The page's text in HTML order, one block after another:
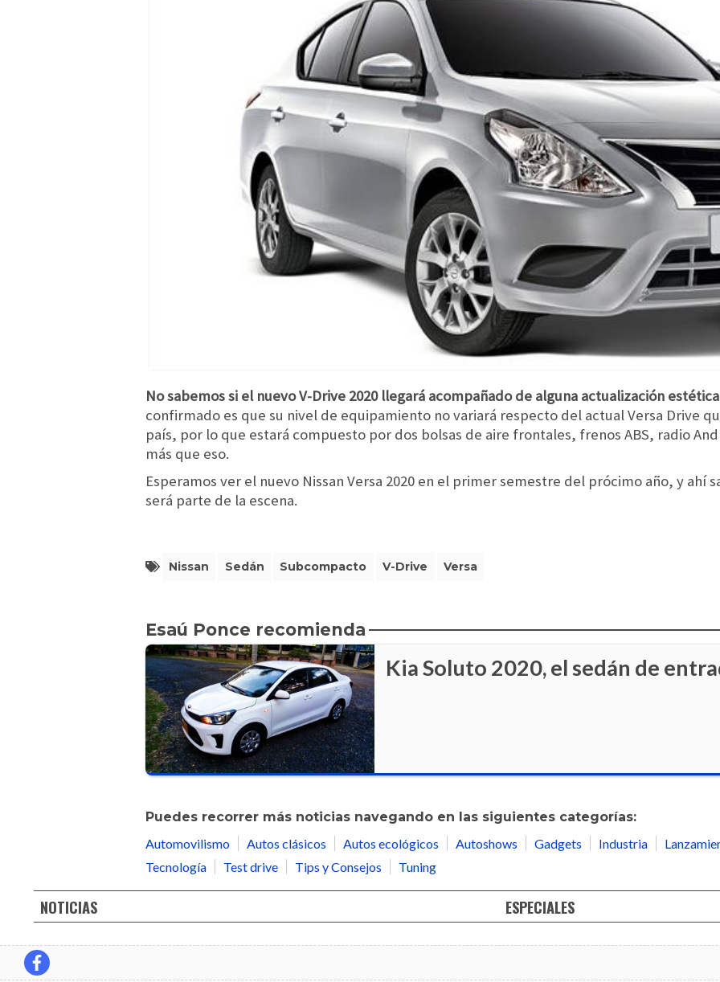
No sabemos si el nuevo V-Drive 2020 llegará acompañado de alguna actualización
confirmado es que su nivel de equipamiento no variará respecto del actual Versa Drive
país, por lo que estará compuesto por dos bolsas de aire frontales, frenos ABS, radio
más que eso.
Esperamos ver el nuevo Nissan Versa 2020 en el primer semestre del prócimo año, y ahí
será parte de la escena.
Nissan Sedán Subcompacto V-Drive Versa
Esaú Ponce recomienda
Kia Soluto 2020, el sedán de
Puedes recorrer más noticias navegando en las siguientes categorías:
Automovilismo
Autos clásicos Autos ecológicos Autoshows Gadgets Industria
Tecnología
Test drive Tips y Consejos Tuning
NOTICIAS ESPECIALES